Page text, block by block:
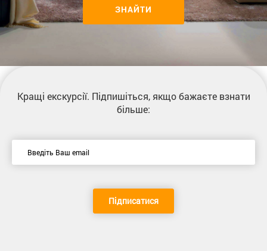
ЗНАЙТИ
Кращі екскурсії. Підпишіться, якщо бажаєте взнати
більше:
Підписатися